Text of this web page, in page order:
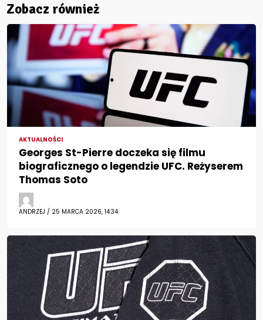
Zobacz również
AKTUALNOŚCI
Georges St-Pierre doczeka się filmu
biograficznego o legendzie UFC. Reżyserem
Thomas Soto
ANDRZEJ / 25 MARCA 2026, 14:34